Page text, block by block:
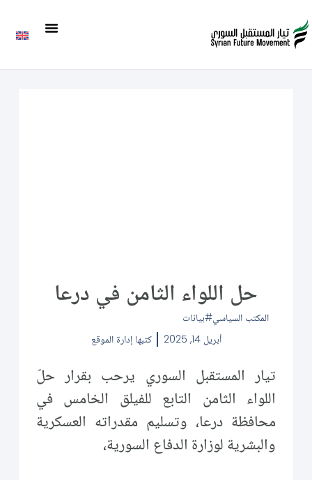
حل اللواء الثامن في درعا
المكتب السياسي بيانات
أبريل 14, 2025
كتبها إدارة الموقع
تيار المستقبل السوري يرحب بقرار حلّ
اللواء الثامن التابع للفيلق الخامس في
محافظة درعا، وتسليم مقدراته العسكرية
والبشرية لوزارة الدفاع السورية،